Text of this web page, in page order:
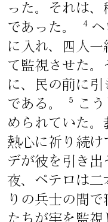
った。それは
であった。
4
に入れ、四人
て監視させた
に、民の前に
である。
5
こ
められていた
熱心に祈り続け
デが彼を引き
夜、ペテロは二
りの兵士の間
たちが牢を監視